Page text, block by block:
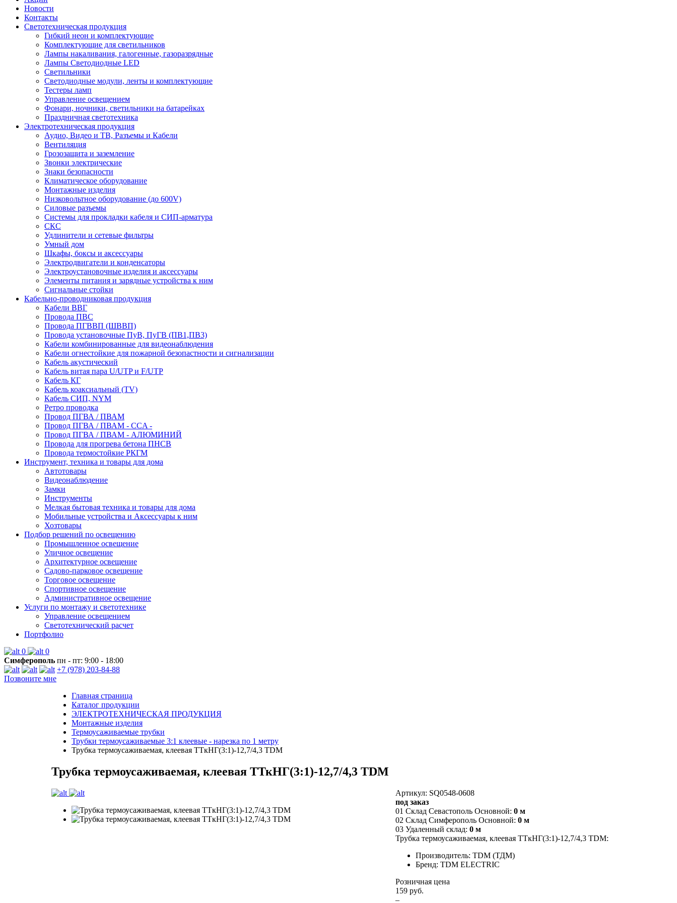
Новости
Контакты
Светотехническая продукция
Гибкий неон и комплектующие
Комплектующие для светильников
Лампы накаливания, галогенные, газоразрядные
Лампы Светодиодные LED
Светильники
Светодиодные модули, ленты и комплектующие
Тестеры ламп
Управление освещением
Фонари, ночники, светильники на батарейках
Праздничная светотехника
Электротехническая продукция
Аудио, Видео и ТВ, Разъемы и Кабели
Вентиляция
Грозозащита и заземление
Звонки электрические
Знаки безопасности
Климатическое оборудование
Монтажные изделия
Низковольтное оборудование (до 600V)
Силовые разъемы
Системы для прокладки кабеля и СИП-арматура
СКС
Удлинители и сетевые фильтры
Умный дом
Шкафы, боксы и аксессуары
Электродвигатели и конденсаторы
Электроустановочные изделия и аксессуары
Элементы питания и зарядные устройства к ним
Сигнальные стойки
Кабельно-проводниковая продукция
Кабели ВВГ
Провода ПВС
Провода ПГВВП (ШВВП)
Провода установочные ПуВ, ПуГВ (ПВ1,ПВ3)
Кабели комбинированные для видеонаблюдения
Кабели огнестойкие для пожарной безопастности и сигнализации
Кабель акустический
Кабель витая пара U/UTP и F/UTP
Кабель КГ
Кабель коаксиальный (TV)
Кабель СИП, NYM
Ретро проводка
Провод ПГВА / ПВАМ
Провод ПГВА / ПВАМ - CCA -
Провод ПГВА / ПВАМ - АЛЮМИНИЙ
Провода для прогрева бетона ПНСВ
Провода термостойкие РКГМ
Инструмент, техника и товары для дома
Автотовары
Видеонаблюдение
Замки
Инструменты
Мелкая бытовая техника и товары для дома
Мобильные устройства и Аксессуары к ним
Хозтовары
Подбор решений по освещению
Промышленное освещение
Уличное освещение
Архитектурное освещение
Садово-парковое освещение
Торговое освещение
Спортивное освещение
Административное освещение
Услуги по монтажу и светотехнике
Управление освещением
Светотехнический расчет
Портфолио
0
0
Симферополь пн - пт: 9:00 - 18:00
+7 (978) 203-84-88
Позвоните мне
Главная страница
Каталог продукции
ЭЛЕКТРОТЕХНИЧЕСКАЯ ПРОДУКЦИЯ
Монтажные изделия
Термоусаживаемые трубки
Трубки термоусаживаемые 3:1 клеевые - нарезка по 1 метру
Трубка термоусаживаемая, клеевая ТТкНГ(3:1)-12,7/4,3 TDM
Трубка термоусаживаемая, клеевая ТТкНГ(3:1)-12,7/4,3 TDM
Артикул: SQ0548-0608
под заказ
01 Склад Севастополь Основной: 0 м
02 Склад Симферополь Основной: 0 м
03 Удаленный склад: 0 м
Трубка термоусаживаемая, клеевая ТТкНГ(3:1)-12,7/4,3 TDM:
Производитель: TDM (ТДМ)
Бренд: TDM ELECTRIC
Розничная цена
159 руб.
–